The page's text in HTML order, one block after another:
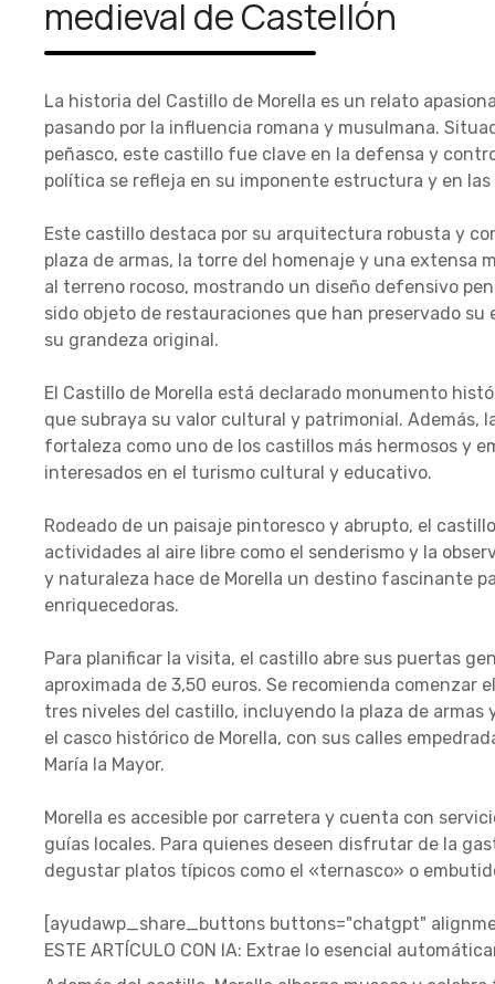
medieval de Castellón
La historia del Castillo de Morella es un relato
pasando por la influencia romana y musulmana.
peñasco, este castillo fue clave en la defensa y
política se refleja en su imponente estructura y en
Este castillo destaca por su arquitectura robusta y
plaza de armas, la torre del homenaje y una extensa
al terreno rocoso, mostrando un diseño defensivo
sido objeto de restauraciones que han preservado
su grandeza original.
El Castillo de Morella está declarado monumento
que subraya su valor cultural y patrimonial. Además,
fortaleza como uno de los castillos más hermosos y
interesados en el turismo cultural y educativo.
Rodeado de un paisaje pintoresco y abrupto, el
actividades al aire libre como el senderismo y la
y naturaleza hace de Morella un destino fascinante
enriquecedoras.
Para planificar la visita, el castillo abre sus puertas
aproximada de 3,50 euros. Se recomienda comenzar
tres niveles del castillo, incluyendo la plaza de armas
el casco histórico de Morella, con sus calles
María la Mayor.
Morella es accesible por carretera y cuenta con
guías locales. Para quienes deseen disfrutar de la
degustar platos típicos como el «ternasco» o
[ayudawp_share_buttons buttons="chatgpt"
ESTE ARTÍCULO CON IA: Extrae lo esencial